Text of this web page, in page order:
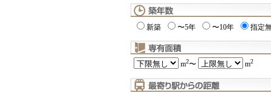
新築 〜5年 〜10年 指定
m2〜 m2